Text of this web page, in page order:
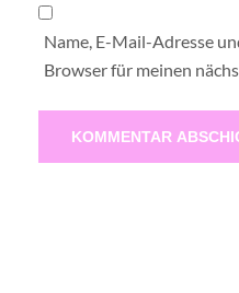
Name, E-Mail-Adresse
Browser für meinen